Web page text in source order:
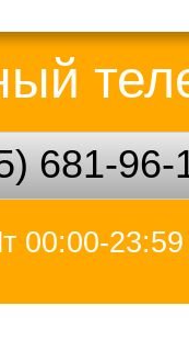
681-96-
00:00-23:59